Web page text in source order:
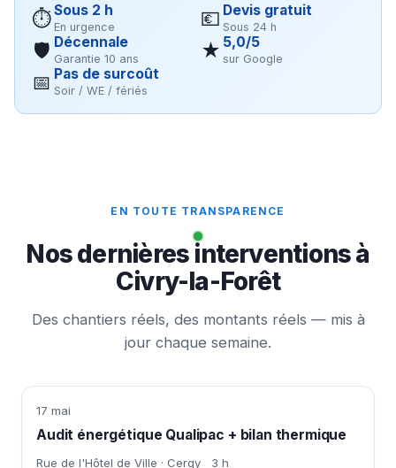
⏱Sous 2 h
En urgence 💶 Devis gratuit
Sous 24 h
🛡 Décennale
Garantie 10 ans ★ 5,0/5
sur Google
📅 Pas de surcoût
Soir / WE / fériés
EN TOUTE TRANSPARENCE
Nos dernières interventions à
Civry-la-Forêt
Des chantiers réels, des montants réels — mis à
jour chaque semaine.
17 mai
Audit énergétique Qualipac + bilan thermique
Rue de l'Hôtel de Ville · Cergy 3 h